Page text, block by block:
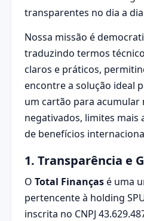
transparentes no dia a
Nossa missão é
traduzindo termos
claros e práticos,
encontre a solução ideal
um cartão para acumular
negativados, limites mais
de benefícios
1. Transparência e
O Total Finançasé uma
pertencente à holding
inscrita no CNPJ